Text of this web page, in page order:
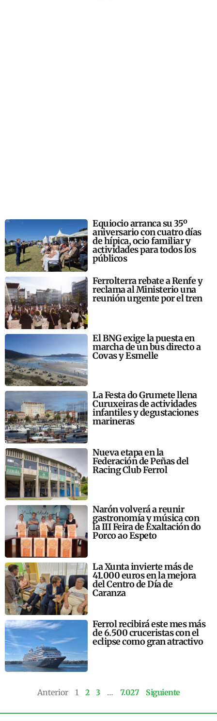
Equiocio arranca su 35º
aniversario con cuatro días
de hípica, ocio familiar y
actividades para todos los
públicos
Ferrolterra rebate a Renfe y
reclama al Ministerio una
reunión urgente por el tren
El BNG exige la puesta en
marcha de un bus directo a
Covas y Esmelle
La Festa do Grumete llena
Curuxeiras de actividades
infantiles y degustaciones
marineras
Nueva etapa en la
Federación de Peñas del
Racing Club Ferrol
Narón volverá a reunir
gastronomía y música con
la III Feira de Exaltación do
Porco ao Espeto
La Xunta invierte más de
41.000 euros en la mejora
del Centro de Día de
Caranza
Ferrol recibirá este mes más
de 6.500 cruceristas con el
eclipse como gran atractivo
Anterior 1 2 3 … 7.027 Siguiente